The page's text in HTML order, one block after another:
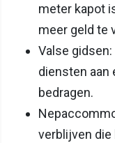
meter kapot
meer geld te
Valse
diensten aan
bedragen.
verblijven